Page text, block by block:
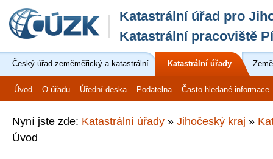
Katastrální úřad pro
Katastrální pracoviště
Český úřad zeměměřický a katastrální Katastrální úřady
Úvod O úřadu Úřední deska Podatelna Často hledané informace
Nyní jste zde: Katastrální úřady » Jihočeský kraj »
Úvod